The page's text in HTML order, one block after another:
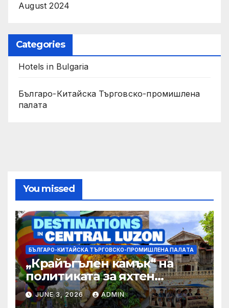
August 2024
Categories
Hotels in Bulgaria
Българо-Китайска Търговско-промишлена
палaта
You missed
БЪЛГАРО-КИТАЙСКА ТЪРГОВСКО-ПРОМИШЛЕНА ПАЛAТА
„Крайъгълен камък“ на
политиката за яхтен
туризъм на GBA
JUNE 3, 2026 ADMIN